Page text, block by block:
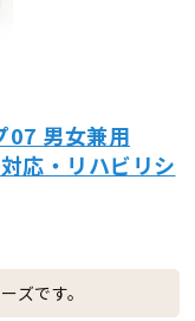
07 男女兼用
応・リハビリシ
ズです。